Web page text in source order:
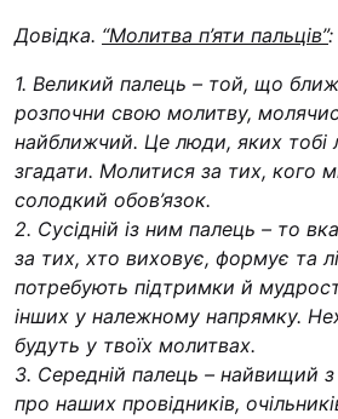
Довідка. “Молитва п’яти пальців”:
1. Великий палець – той, що
розпочни свою молитву,
найближчий. Це люди, яких тобі
згадати. Молитися за тих, кого
солодкий обов’язок.
2. Сусідній із ним палець – то
за тих, хто виховує, формує та
потребують підтримки й
інших у належному напрямку.
будуть у твоїх молитвах.
3. Середній палець – найвищий з
про наших провідників,